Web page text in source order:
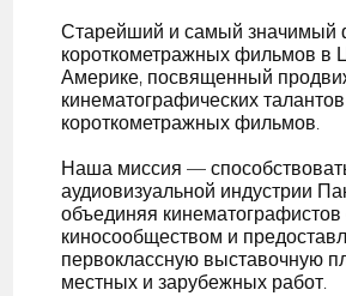
Старейший и самый значимый
короткометражных фильмов в
Америке, посвященный
кинематографических
короткометражных фильмов.
Наша миссия —
аудиовизуальной индустрии
объединяя
киносообществом и
первоклассную выставочную
местных и зарубежных работ.